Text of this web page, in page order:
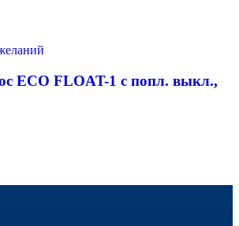
ECO FLOAT-1 с попл. выкл.,